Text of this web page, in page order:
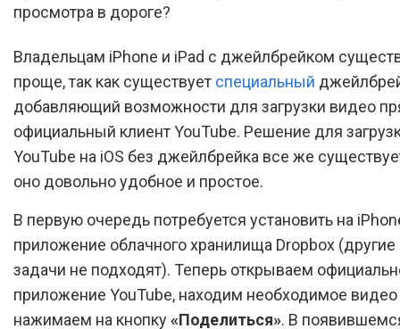
просмотра в дороге?
Владельцам iPhone и iPad с джейлбрейком
проще, так как существует специальный
добавляющий возможности для загрузки видео
официальный клиент YouTube. Решение для
YouTube на iOS без джейлбрейка все же
оно довольно удобное и простое.
В первую очередь потребуется установить на
приложение облачного хранилища Dropbox (другие
задачи не подходят). Теперь открываем
приложение YouTube, находим необходимое видео
нажимаем на кнопку«Поделиться». В